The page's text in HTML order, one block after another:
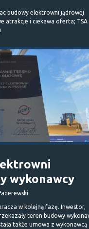
budowy elektrowni jądrowej
atrakcje i ciekawa oferta; TSA
wykonawcy
w kolejną fazę. Inwestor,
teren budowy
także umowa z wykonawcą